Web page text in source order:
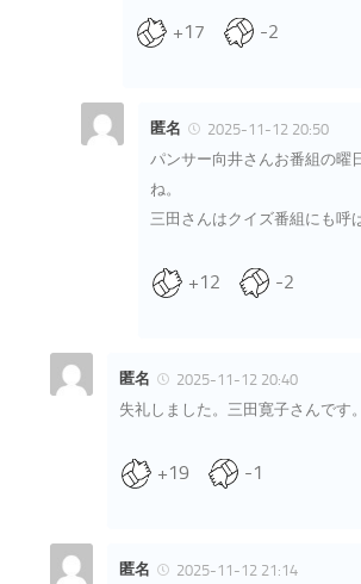
+17 -2
匿名
2025-11-12 20:50
パンサー向井さんお番組の曜
ね。
三田さんはクイズ番組にも呼
+12 -2
匿名
2025-11-12 20:40
失礼しました。三田寛子さんです。
+19 -1
匿名
2025-11-12 21:14